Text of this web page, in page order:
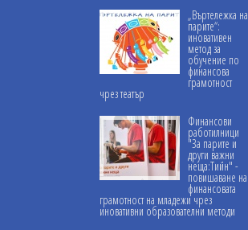
„Въртележка на
парите“:
иновативен
метод за
обучение по
финансова
грамотност
чрез театър
Финансови
работилници
"За парите и
други важни
неща:Тийн" -
повишаване на
финансовата
грамотност на младежи чрез
иновативни образователни методи